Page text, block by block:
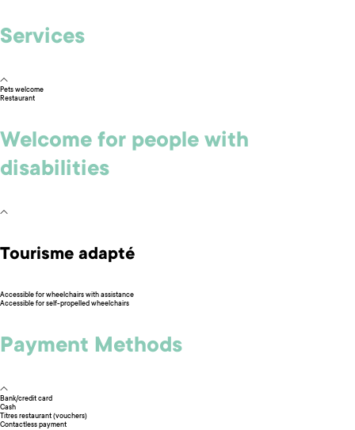
Services
Pets welcome
Restaurant
Welcome for people with
disabilities
Tourisme adapté
Accessible for wheelchairs with assistance
Accessible for self-propelled wheelchairs
Payment Methods
Bank/credit card
Cash
Titres restaurant (vouchers)
Contactless payment